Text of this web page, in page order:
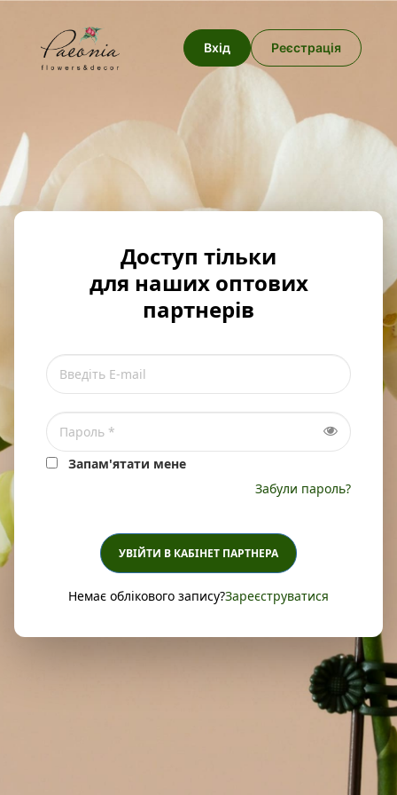
Вхід Реєстрація
Доступ тільки
для наших оптових
партнерів
Запам'ятати мене
Забули пароль?
УВІЙТИ В КАБІНЕТ ПАРТНЕРА
Немає облікового запису?Зареєструватися